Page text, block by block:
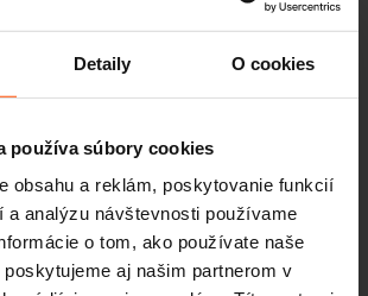
Detaily O cookies
používa súbory cookies
obsahu a reklám, poskytovanie funkcií
a analýzu návštevnosti používame
o tom, ako používate naše
aj našim partnerom v